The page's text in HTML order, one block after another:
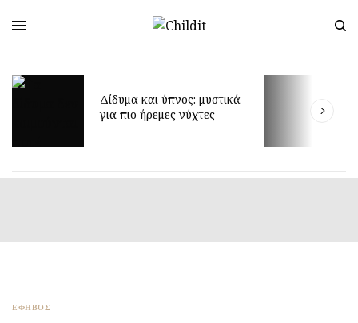
Δίδυμα και ύπνος: μυστικά
για πιο ήρεμες νύχτες
ΕΦΗΒΟΣ